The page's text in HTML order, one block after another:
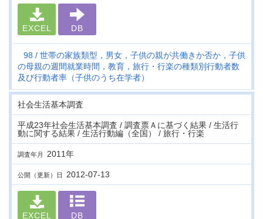
EXCEL DB
98
世帯の家族類型，男女，子供の親が共働きか否か，子供
の母親の週間就業時間，教育，旅行・行楽の種類別行動者数
及び行動者率（子供のうち在学者）
社会生活基本調査
平成23年社会生活基本調査 / 調査票Ａに基づく結果 / 生活行
動に関する結果 / 生活行動編（全国） / 旅行・行楽
調査年月 2011年
公開（更新）日 2012-07-13
EXCEL DB